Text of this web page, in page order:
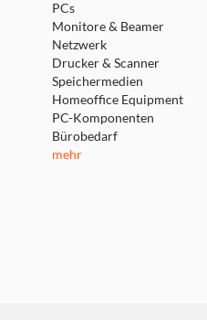
PCs
Monitore & Beamer
Netzwerk
Drucker & Scanner
Speichermedien
Homeoffice Equipment
PC-Komponenten
Bürobedarf
mehr